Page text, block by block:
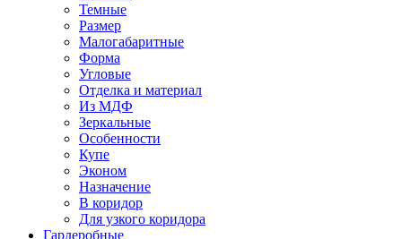
Темные
Размер
Малогабаритные
Форма
Угловые
Отделка и материал
Из МДФ
Зеркальные
Особенности
Купе
Эконом
Назначение
В коридор
Для узкого коридора
Гардеробные